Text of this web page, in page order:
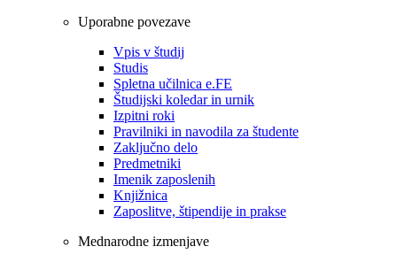
Uporabne povezave
Vpis v študij
Studis
Spletna učilnica e.FE
Študijski koledar in urnik
Izpitni roki
Pravilniki in navodila za študente
Zaključno delo
Predmetniki
Imenik zaposlenih
Knjižnica
Zaposlitve, štipendije in prakse
Mednarodne izmenjave